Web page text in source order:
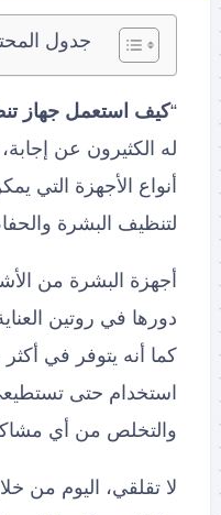
جدول
“كيف استعمل جهاز
له الكثيرون عن
أنواع الأجهزة التي
لتنظيف البشرة
أجهزة البشرة من
دورها في روتين
كما أنه يتوفر في
استخدام حتى
والتخلص من أي
لا تقلقي، اليوم من